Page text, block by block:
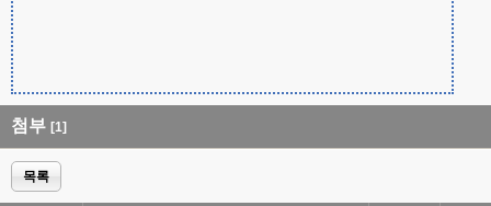
첨부 [1]
목록